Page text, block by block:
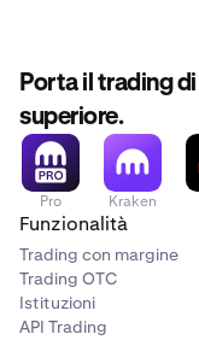
Porta il trading
superiore.
Pro Kraken
Funzionalità
Trading con margine
Trading OTC
Istituzioni
API Trading